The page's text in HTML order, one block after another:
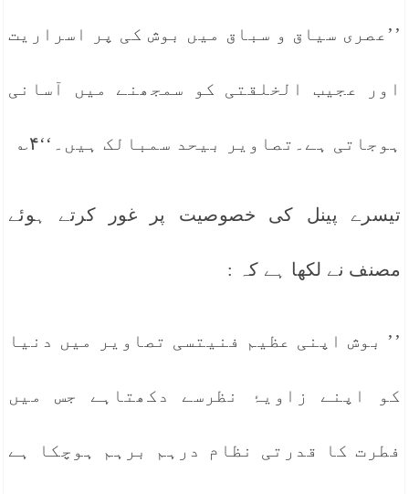
’’عصری سیاق و سباق میں بوش کی پر اسراریت
اور عجیب الخلقتی کو سمجھنے میں آسانی
ہوجاتی ہے۔تصاویر بیحد سمبالک ہیں۔‘‘۴؎
تیسرے پینل کی خصوصیت پر غور کرتے ہوئے
مصنف نے لکھا ہے کہ :
’’ بوش اپنی عظیم فنیتسی تصاویر میں دنیا
کو اپنے زاویۂ نظرسے دکھتاہے جس میں
فطرت کا قدرتی نظام درہم برہم ہوچکا ہے